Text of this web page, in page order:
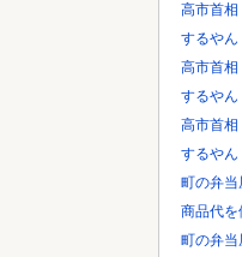
高市首
するやん
高市首
するやん
高市首
するやん
町の弁
商品代を
町の弁